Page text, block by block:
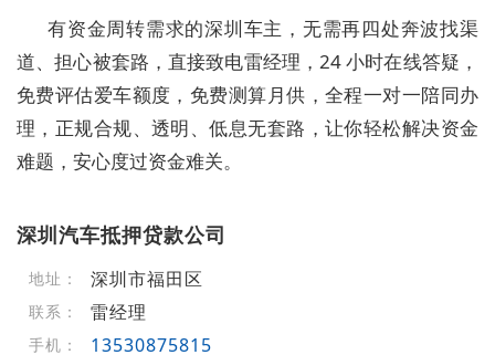
有资金周转需求的深圳车主，无需再四处奔波找渠
道、担心被套路，直接致电雷经理，24 小时在线答疑，
免费评估爱车额度，免费测算月供，全程一对一陪同办
理，正规合规、透明、低息无套路，让你轻松解决资金
难题，安心度过资金难关。
深圳汽车抵押贷款公司
地址： 深圳市福田区
联系： 雷经理
手机： 13530875815